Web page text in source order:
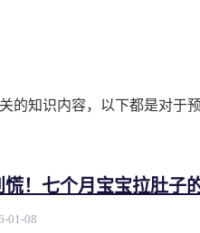
的知识内容，以下都是对于
！七个月宝宝拉肚子
01-08